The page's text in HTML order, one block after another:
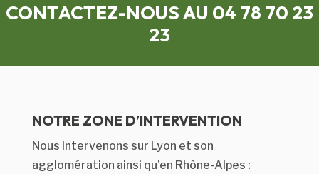
CONTACTEZ-NOUS AU 04 78 70 23
23
NOTRE ZONE D’INTERVENTION
Nous intervenons sur Lyon et son
agglomération ainsi qu’en Rhône-Alpes :